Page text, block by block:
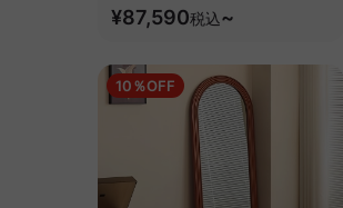
ル【高級天然チェリー材】
¥87,590税込~
10％OFF